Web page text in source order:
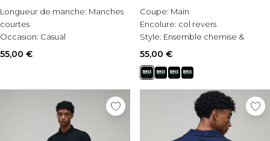
Trouser Set
Longueur de manche: Manches
courtes
Occasion: Casual
Style:
Plain Long Set
55,00 €
Coupe: Main
Encolure: col revers
Style: Ensemble chemise &
pantalons
55,00 €